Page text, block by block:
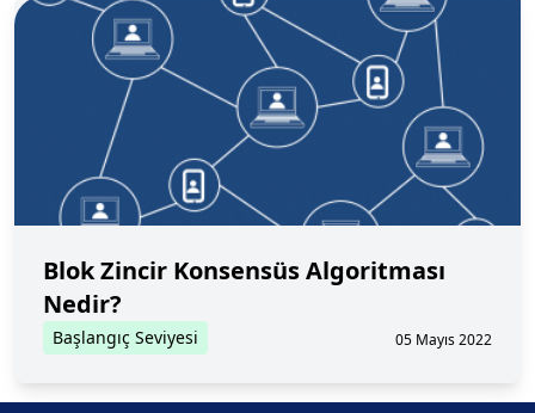
Blok Zincir Konsensüs Algoritması
Nedir?
Başlangıç Seviyesi 05 Mayıs 2022